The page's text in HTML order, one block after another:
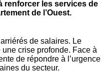
renforcer les services de
de l’Ouest.
de salaires. Le
crise profonde. Face à
de répondre à l’urgence
du secteur.